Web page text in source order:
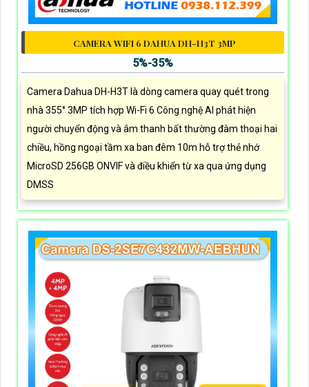
CAMERA WIFI 6 DAHUA DH-H3T 3MP
5%-35%
Camera Dahua DH-H3T là dòng camera quay quét trong
nhà 355° 3MP tích hợp Wi-Fi 6 Công nghệ AI phát hiện
người chuyển động và âm thanh bất thường đàm thoại hai
chiều, hồng ngoại tầm xa ban đêm 10m hỗ trợ thẻ nhớ
MicroSD 256GB ONVIF và điều khiển từ xa qua ứng dụng
DMSS